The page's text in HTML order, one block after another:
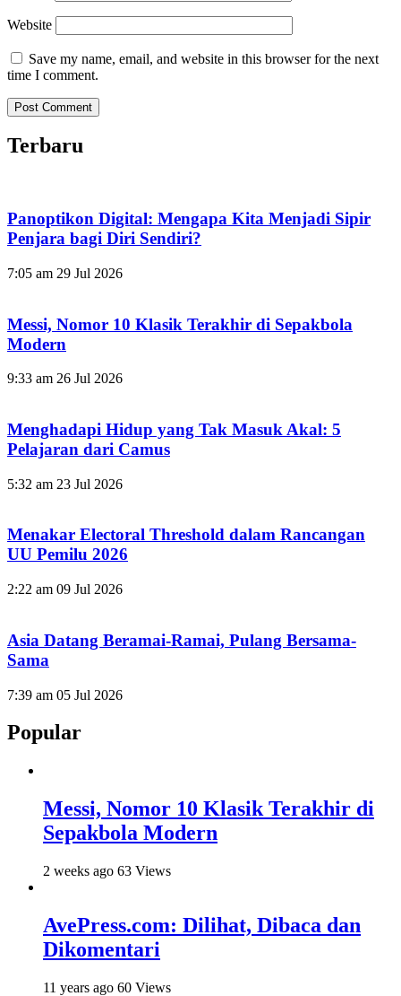
Website
Save my name, email, and website in this browser for the next
time I comment.
Terbaru
Panoptikon Digital: Mengapa Kita Menjadi Sipir
Penjara bagi Diri Sendiri?
7:05 am 29 Jul 2026
Messi, Nomor 10 Klasik Terakhir di Sepakbola
Modern
9:33 am 26 Jul 2026
Menghadapi Hidup yang Tak Masuk Akal: 5
Pelajaran dari Camus
5:32 am 23 Jul 2026
Menakar Electoral Threshold dalam Rancangan
UU Pemilu 2026
2:22 am 09 Jul 2026
Asia Datang Beramai-Ramai, Pulang Bersama-
Sama
7:39 am 05 Jul 2026
Popular
Messi, Nomor 10 Klasik Terakhir di
Sepakbola Modern
2 weeks ago 63 Views
AvePress.com: Dilihat, Dibaca dan
Dikomentari
11 years ago 60 Views